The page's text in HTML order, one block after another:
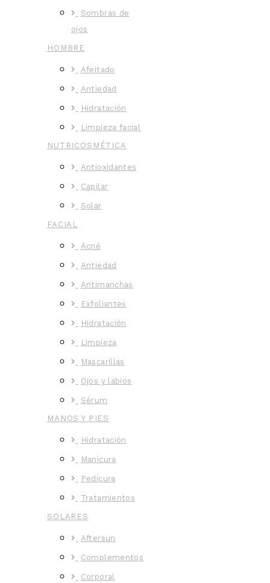
Sombras de
ojos
HOMBRE
Afeitado
Antiedad
Hidratación
Limpieza facial
NUTRICOSMÉTICA
Antioxidantes
Capilar
Solar
FACIAL
Acné
Antiedad
Antimanchas
Exfoliantes
Hidratación
Limpieza
Mascarillas
Ojos y labios
Sérum
MANOS Y PIES
Hidratación
Manicura
Pedicura
Tratamientos
SOLARES
Aftersun
Complementos
Corporal